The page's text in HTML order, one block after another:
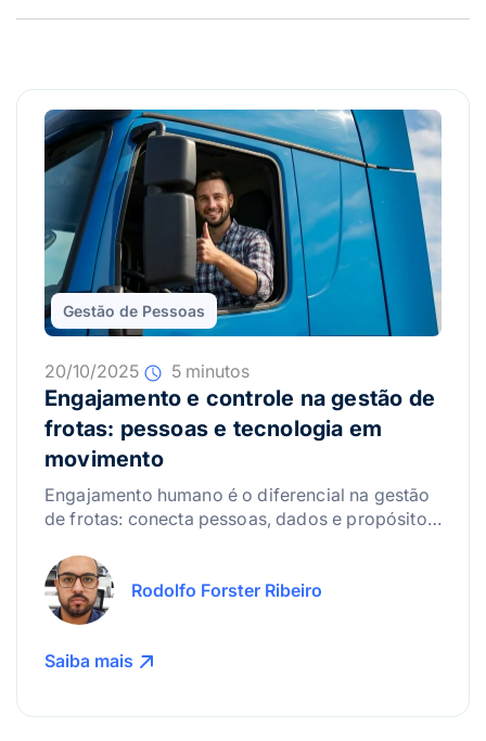
Gestão de Pessoas
20/10/2025 5 minutos
Engajamento e controle na gestão de
frotas: pessoas e tecnologia em
movimento
Engajamento humano é o diferencial na gestão
de frotas: conecta pessoas, dados e propósito
Rodolfo Forster Ribeiro
Saiba mais